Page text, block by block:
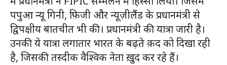
पपुआ न्यू गिनी, फ़िजी और न्यूज़ीलैंड के प्रधानमंत्री से
द्विपक्षीय बातचीत भी की। प्रधानमंत्री की यात्रा जारी है।
उनकी ये यात्रा लगातार भारत के बढ़ते क़द को दिखा रही
है, जिसकी तस्दीक वैश्विक नेता ख़ुद कर रहे हैं।